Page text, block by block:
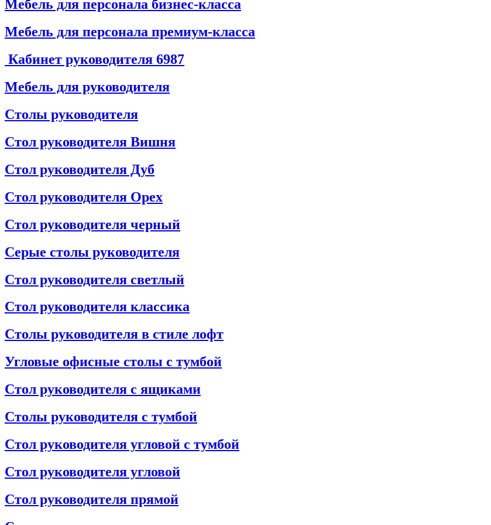
Мебель для персонала бизнес-класса
Мебель для персонала премиум-класса
Кабинет руководителя 6987
Мебель для руководителя
Столы руководителя
Стол руководителя Вишня
Стол руководителя Дуб
Стол руководителя Орех
Стол руководителя черный
Серые столы руководителя
Стол руководителя светлый
Стол руководителя классика
Столы руководителя в стиле лофт
Угловые офисные столы с тумбой
Стол руководителя с ящиками
Столы руководителя с тумбой
Стол руководителя угловой с тумбой
Стол руководителя угловой
Стол руководителя прямой